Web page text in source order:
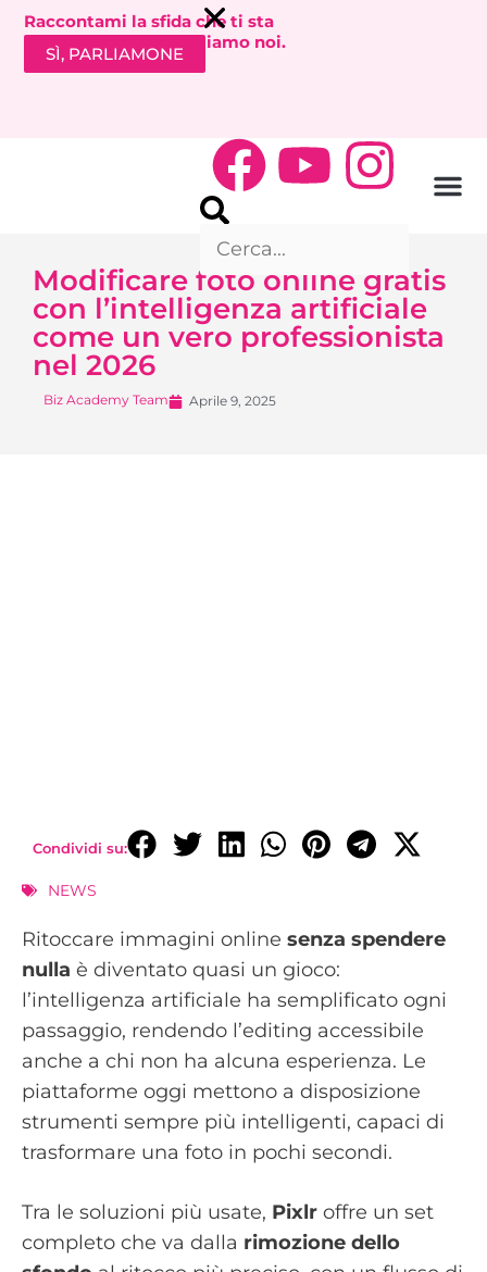
Raccontami la sfida che ti sta
bloccando. Ti richiamiamo noi.
SÌ, PARLIAMONE
Modificare foto online gratis
con l’intelligenza artificiale
come un vero professionista
nel 2026
Biz Academy Team Aprile 9, 2025
Condividi su:
NEWS
Ritoccare immagini online senza spendere
nulla è diventato quasi un gioco:
l’intelligenza artificiale ha semplificato ogni
passaggio, rendendo l’editing accessibile
anche a chi non ha alcuna esperienza. Le
piattaforme oggi mettono a disposizione
strumenti sempre più intelligenti, capaci di
trasformare una foto in pochi secondi.
Tra le soluzioni più usate, Pixlr offre un set
completo che va dalla rimozione dello